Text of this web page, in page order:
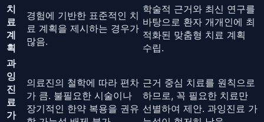
치
료
계
획
경험에 기반한 표준적인 치
료 계획을 제시하는 경우가
많음.
학술적 근거와 최신 연구를
바탕으로 환자 개개인에 최
적화된 맞춤형 치료 계획
수립.
과
잉
진
료
가
의료진의 철학에 따라 편차
가 큼. 불필요한 시술이나
장기적인 한약 복용을 권유
근거 중심 치료를 원칙으로
하므로, 꼭 필요한 치료만
선별하여 제안. 과잉진료 가